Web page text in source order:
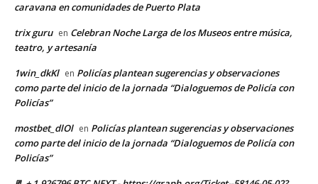
caravana en comunidades de Puerto Plata
trix guru en Celebran Noche Larga de los Museos entre música,
teatro, y artesanía
1win_dkKl en Policías plantean sugerencias y observaciones
como parte del inicio de la jornada “Dialoguemos de Policía con
Policías”
mostbet_dlOl en Policías plantean sugerencias y observaciones
como parte del inicio de la jornada “Dialoguemos de Policía con
Policías”